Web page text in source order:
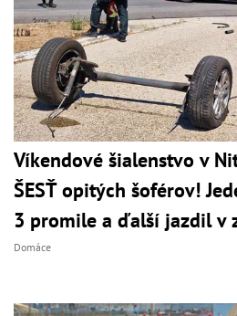
Víkendové šialenstvo v
ŠESŤ opitých šoférov!
3 promile a ďalší jazdil v
Domáce